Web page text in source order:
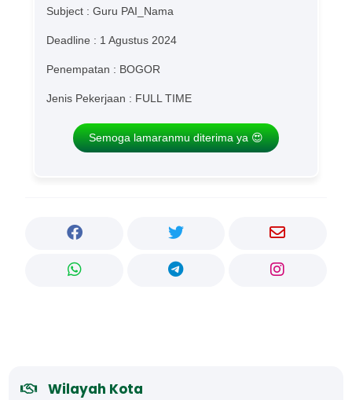
Subject : Guru PAI_Nama
Deadline : 1 Agustus 2024
Penempatan : BOGOR
Jenis Pekerjaan : FULL TIME
Semoga lamaranmu diterima ya 😍
Wilayah Kota